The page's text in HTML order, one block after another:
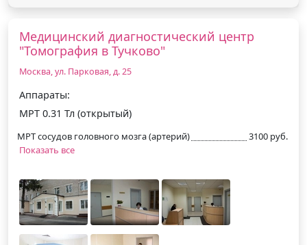
Медицинский диагностический центр
"Томография в Тучково"
Москва, ул. Парковая, д. 25
Аппараты:
МРТ 0.31 Тл (открытый)
МРТ сосудов головного мозга (артерий)
3100 руб.
Показать все